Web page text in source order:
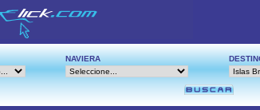
NAVIERA